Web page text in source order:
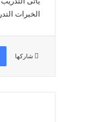
الخبرات
شاركها